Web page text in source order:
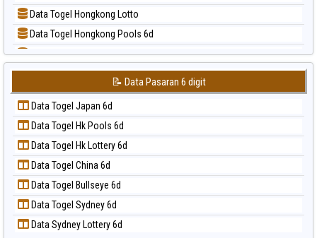
📝 Pola Dasar Sydney
📝 Pola Dasar Sydney Lottery
📝 Pola Dasar Sydney Lottery 6d
📝 Pola Dasar Sydney Lotto
📝 Pola Dasar Sydney Pools 6d
📝 Pola Dasar Taipei
📝 Pola Dasar Taiwan
Data Togel Hongkong Lotto
Data Togel Hongkong Pools 6d
Data Togel Japan
Data Togel Japan 6d
Data Togel Korea
Data Togel Kuda Lari
Data Togel Magnum Cambodia
Data Togel Nagoya
Data Togel North Carolina Day
Data Togel Pcso
Data Togel Sao Paulo
Data Togel Singapore
📝 Data Pasaran 6 digit
Data Togel Japan 6d
Data Togel Hk Pools 6d
Data Togel Hk Lottery 6d
Data Togel China 6d
Data Togel Bullseye 6d
Data Togel Sydney 6d
Data Sydney Lottery 6d